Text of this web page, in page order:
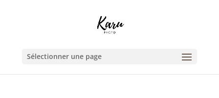
Sélectionner une page